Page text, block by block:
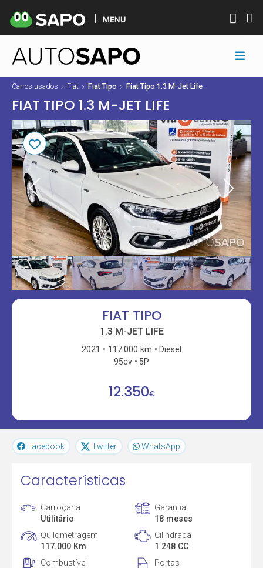
MENU
Carros usados Fiat Fiat Tipo Fiat Tipo 1.3 M-Jet Life
FIAT TIPO 1.3 M-JET LIFE
FIAT TIPO
1.3 M-JET LIFE
2021 117.000 km
Diesel
95cv
5P
12.350€
Facebook Twitter WhatsApp
Características
Carroçaria
Utilitário
Garantia
18 meses
Quilometragem
117.000 Km
Cilindrada
1.248 CC
Combustível
Portas